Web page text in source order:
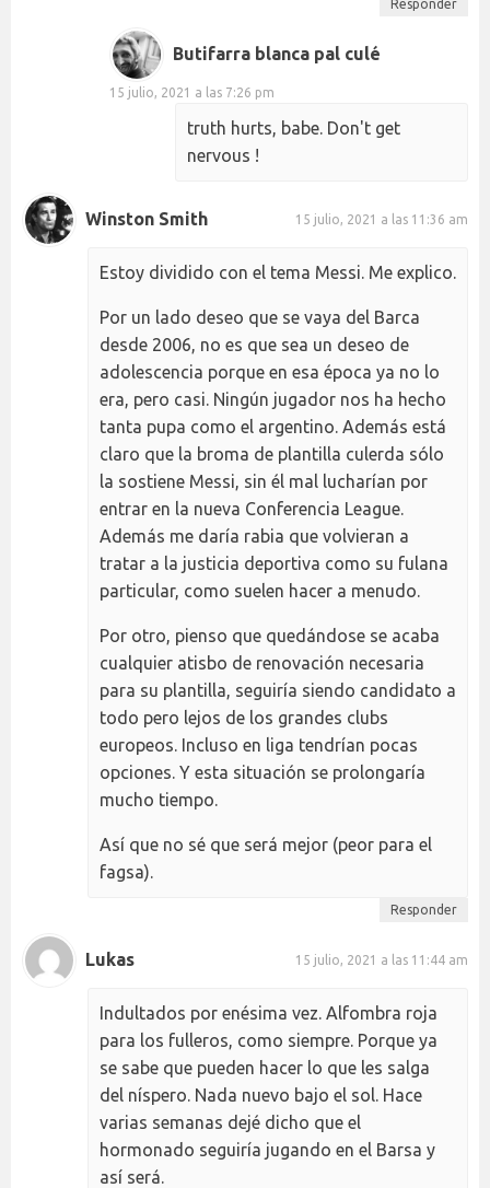
Responder
Butifarra blanca pal culé
15 julio, 2021 a las 7:26 pm
truth hurts, babe. Don't get
nervous !
Winston Smith 15 julio, 2021 a las 11:36 am
Estoy dividido con el tema Messi. Me explico.
Por un lado deseo que se vaya del Barca
desde 2006, no es que sea un deseo de
adolescencia porque en esa época ya no lo
era, pero casi. Ningún jugador nos ha hecho
tanta pupa como el argentino. Además está
claro que la broma de plantilla culerda sólo
la sostiene Messi, sin él mal lucharían por
entrar en la nueva Conferencia League.
Además me daría rabia que volvieran a
tratar a la justicia deportiva como su fulana
particular, como suelen hacer a menudo.
Por otro, pienso que quedándose se acaba
cualquier atisbo de renovación necesaria
para su plantilla, seguiría siendo candidato a
todo pero lejos de los grandes clubs
europeos. Incluso en liga tendrían pocas
opciones. Y esta situación se prolongaría
mucho tiempo.
Así que no sé que será mejor (peor para el
fagsa).
Responder
Lukas 15 julio, 2021 a las 11:44 am
Indultados por enésima vez. Alfombra roja
para los fulleros, como siempre. Porque ya
se sabe que pueden hacer lo que les salga
del níspero. Nada nuevo bajo el sol. Hace
varias semanas dejé dicho que el
hormonado seguiría jugando en el Barsa y
así será.